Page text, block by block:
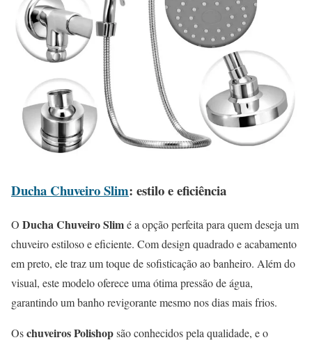
Ducha Chuveiro Slim: estilo e eficiência
O Ducha Chuveiro Slimé a opção perfeita para quem deseja um
chuveiro estiloso e eficiente. Com design quadrado e acabamento
em preto, ele traz um toque de sofisticação ao banheiro. Além do
visual, este modelo oferece uma ótima pressão de água,
garantindo um banho revigorante mesmo nos dias mais frios.
Oschuveiros Polishopsão conhecidos pela qualidade, e o